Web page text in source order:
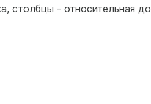
столбцы - относительная